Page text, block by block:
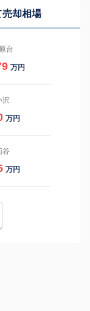
売却相場
台
万円
沢
万円
谷
万円